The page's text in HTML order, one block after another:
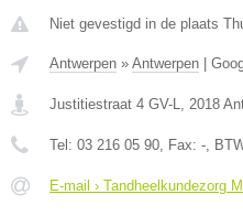
Niet gevestigd in de plaats
Antwerpen » Antwerpen
Justitiestraat 4 GV-L 2018
Tel: 03 216 05 90 , Fax: - ,
E-mail › Tandheelkundezorg